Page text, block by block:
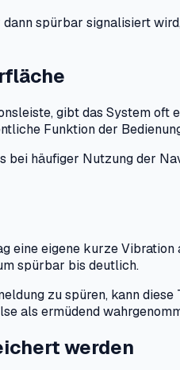
spürbar signalisiert
gibt das System
Funktion der
häufiger Nutzung der
eigene kurze
spürbar bis deutlich.
zu spüren, kann
als ermüdend
werden